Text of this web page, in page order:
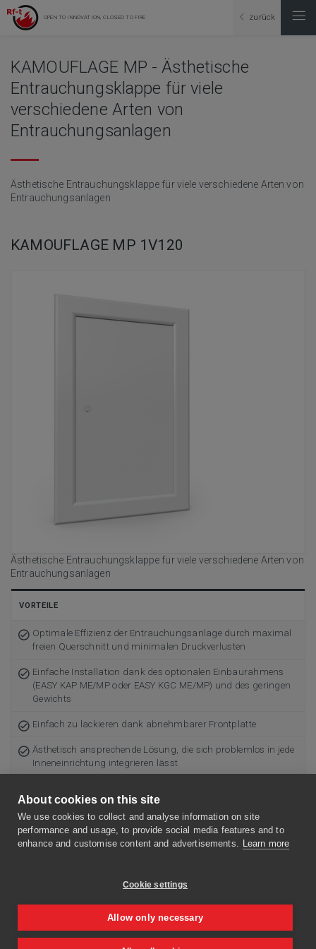
About cookies on this site
We use cookies to collect and analyse information on site
performance and usage, to provide social media features and to
enhance and customise content and advertisements. Learn more
Cookie settings
Allow only necessary
OPEN TO INNOVATION, CLOSED TO FIRE zurück
KAMOUFLAGE MP - Ästhetische
Entrauchungsklappe für viele
verschiedene Arten von
Entrauchungsanlagen
Ästhetische Entrauchungsklappe für viele verschiedene Arten von
Entrauchungsanlagen
KAMOUFLAGE MP 1V120
Ästhetische Entrauchungsklappe für viele verschiedene Arten von
Entrauchungsanlagen
VORTEILE
Optimale Effizienz der Entrauchungsanlage durch maximal
freien Querschnitt und minimalen Druckverlusten
Einfache Installation dank des optionalen Einbaurahmens
(EASY KAP ME/MP oder EASY KGC ME/MP) und des geringen
Gewichts
Einfach zu lackieren dank abnehmbarer Frontplatte
Ästhetisch ansprechende Lösung, die sich problemlos in jede
Inneneinrichtung integrieren lässt
Einfache Funktionsprüfungen durch ferngesteuertes Öffnen
und Zurücksetzen über einen Stellantrieb
ZU DIESEM PRODUKT